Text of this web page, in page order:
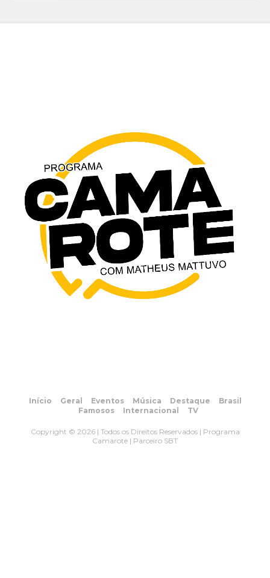
Início Geral Eventos Música Destaque
Brasil
Famosos
Internacional TV
Copyright © 2026 | Todos os Direitos Reservados | Programa
Camarote | Parceiro SBT